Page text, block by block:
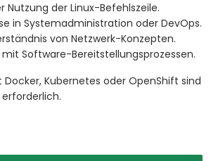
Nutzung der Linux-Befehlszeile.
in Systemadministration oder DevOps.
von Netzwerk-Konzepten.
Software-Bereitstellungsprozessen.
Kubernetes oder OpenShift sind